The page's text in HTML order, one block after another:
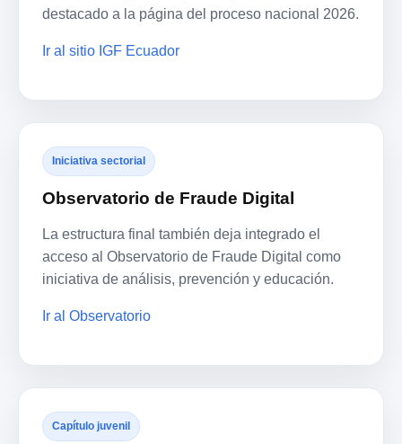
destacado a la página del proceso nacional 2026.
Ir al sitio IGF Ecuador
Iniciativa sectorial
Observatorio de Fraude Digital
La estructura final también deja integrado el
acceso al Observatorio de Fraude Digital como
iniciativa de análisis, prevención y educación.
Ir al Observatorio
Capítulo juvenil